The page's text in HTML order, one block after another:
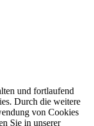
und fortlaufend
Durch die weitere
von Cookies
Sie in unserer